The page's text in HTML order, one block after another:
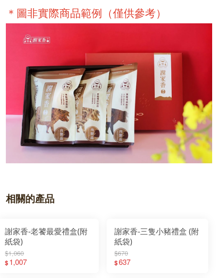
＊圖非實際商品範例（僅供參考）
相關的產品
謝家香-老饕最愛禮盒(附
紙袋)
$1,060
$1,007
謝家香-三隻小豬禮盒 (附
紙袋)
$670
$637